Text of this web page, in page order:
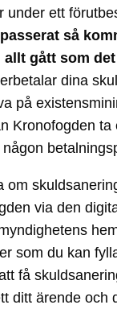
under ett
så
gått som
dina
på
Kronofogden ta
om
via den
som du kan
få
ditt ärende och